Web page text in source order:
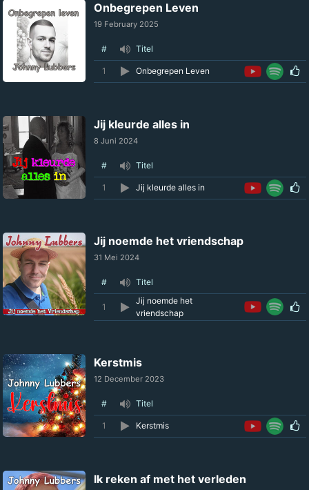
Onbegrepen Leven
19 February 2025
# Titel
1 Onbegrepen Leven
Jij kleurde alles in
8 Juni 2024
# Titel
1 Jij kleurde alles in
Jij noemde het vriendschap
31 Mei 2024
# Titel
1
Jij noemde het
vriendschap
Kerstmis
12 December 2023
# Titel
1 Kerstmis
Ik reken af met het verleden